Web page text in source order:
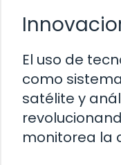
El uso de
como
satélite y
monitorea la